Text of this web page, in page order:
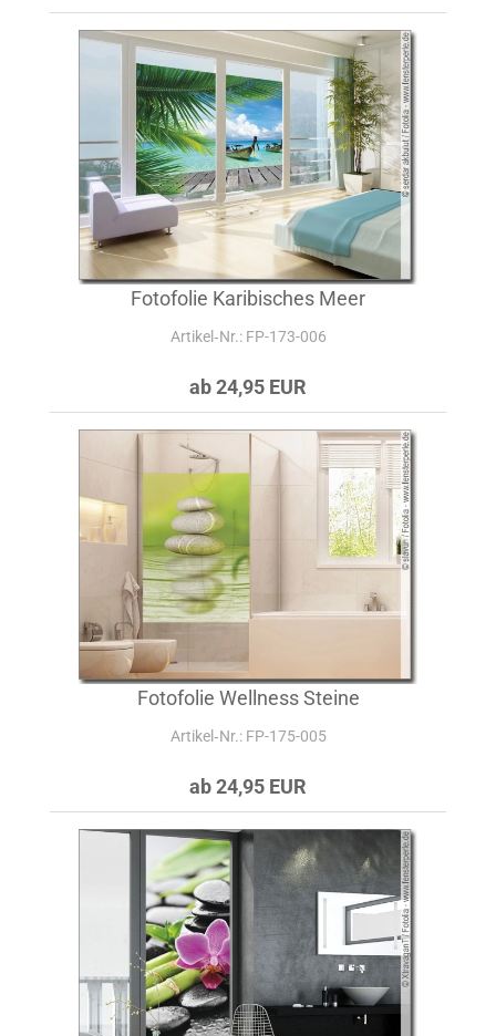
Fotofolie Karibisches Meer
Artikel‑Nr.: FP-173-006
ab 24,95 EUR
Fotofolie Wellness Steine
Artikel‑Nr.: FP-175-005
ab 24,95 EUR